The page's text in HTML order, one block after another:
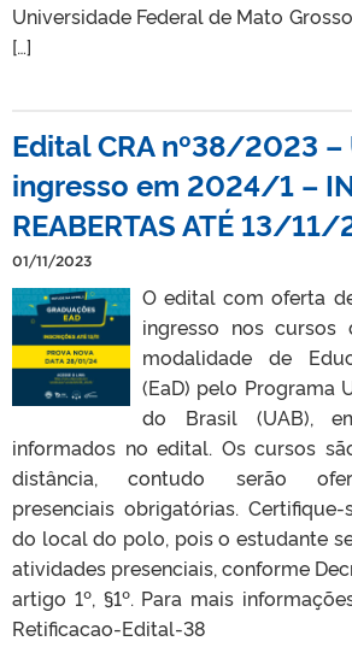
Universidade Federal de Mato
[…]
Edital CRA nº38/2023 –
ingresso em 2024/1 –
REABERTAS ATÉ 13/11/
01/11/2023
O edital com oferta
ingresso nos cursos
modalidade de
(EaD) pelo Programa
do Brasil (UAB),
informados no edital. Os cursos
distância, contudo serão
presenciais obrigatórias.
do local do polo, pois o estudante
atividades presenciais, conforme
artigo 1º, §1º. Para mais
Retificacao-Edital-38